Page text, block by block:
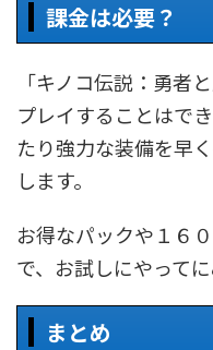
課金は必要？
「キノコ伝説：勇者
プレイすることはで
たり強力な装備を早
します。
お得なパックや１６
で、お試しにやってに
まとめ